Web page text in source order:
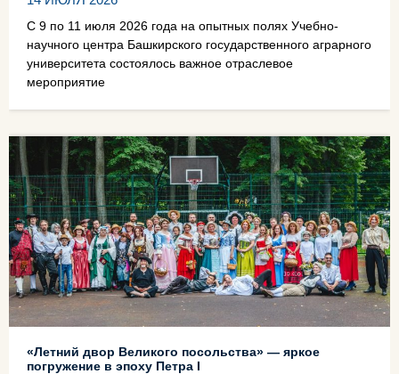
С 9 по 11 июля 2026 года на опытных полях Учебно-
научного центра Башкирского государственного аграрного
университета состоялось важное отраслевое
мероприятие
«Летний двор Великого посольства» — яркое
погружение в эпоху Петра I